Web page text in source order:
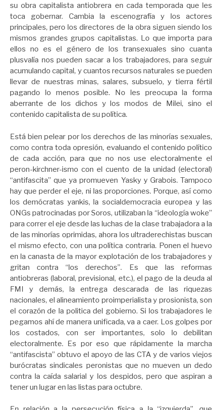
su obra capitalista antiobrera en cada temporada que les
toca gobernar. Cambia la escenografía y los actores
principales, pero los directores de la obra siguen siendo los
mismos grandes grupos capitalistas. Lo que importa para
ellos no es el género de los transexuales sino cuanta
plusvalía nos pueden sacar a los trabajadores, para seguir
acumulando capital, y cuantos recursos naturales se pueden
llevar de nuestras minas, salares, subsuelo, y tierra fértil
pagando lo menos posible. No les preocupa la forma
aberrante de los dichos y los modos de Milei, sino el
contenido capitalista de su política.
Está bien pelear por los derechos de las minorías sexuales,
como contra toda opresión, evaluando el contenido político
de cada acción, para que no nos use electoralmente el
peron-kirchner-ismo con el cuento de la unidad (electoral)
“antifascita” que ya promueven Yasky y Grabois. Tampoco
hay que perder el eje, ni las proporciones. Porque, así como
los demócratas yankis, la socialdemocracia europea y las
ONGs patrocinadas por Soros, utilizaban la “ideología woke”
para correr el eje desde las luchas de la clase trabajadora a la
de las minorías oprimidas, ahora los ultraderechistas buscan
el mismo efecto, con una política contraria. Ponen el huevo
en la canasta de la mayor explotación de los trabajadores y
gritan contra “los derechos”. Es que las reformas
antiobreras (laboral, previsional, etc.), el pago de la deuda al
FMI y demás, la entrega descarada de las riquezas
nacionales, el alineamiento proimperialista y prosionista, son
el corazón de la politica del gobierno. Si los trabajadores le
pegamos ahí de manera unificada, va a caer. Los golpes por
los costados, con ser importantes, solo lo debilitan
electoralmente. Es por eso que rápidamente la marcha
“antifascista” obtuvo el apoyo de las CTA y de varios viejos
burócratas sindicales peronistas que no mueven un dedo
contra la caída salarial y los despidos, pero que aspiran a
tener un lugar en las listas para octubre.